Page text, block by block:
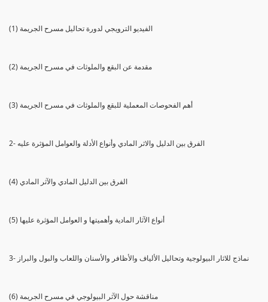
(1) الفيديو الترويجي لدورة تحاليل مسرح الجريمة
(2) مقدمة عن البقع والملوثات في مسرح الجريمة
(3) أهم الفحوصات المعملية للبقع والملوثات في مسرح الجريمة
2- الفرق بين الدليل والاثر المادي وأنواع الأدلة والعوامل المؤثرة عليه
(4) الفرق بين الدليل المادي والآثر المادي
(5) أنواع الآثار المادية وأهميتها و العوامل المؤثرة عليها
3- نماذج للاثار البيولوجية وتحاليل الألياف والأظافر والأسنان واللعاب والبول والبراز
(6) مناقشة حول الآثر البيولوجي في مسرح الجريمة